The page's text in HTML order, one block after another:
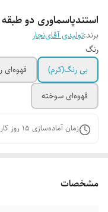
استندپاسماوری دو طبقه
برند:تولیدی آقای‌نجار
رنگ
بی رنگ(کرم)
قهوه‌ای سوخته
زمان آماده‌سازی 15 روز
مشخصات